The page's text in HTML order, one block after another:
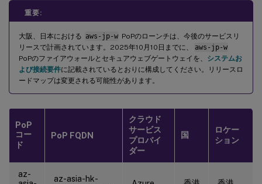
重要:
大阪、日本における aws-jp-w PoPのローンチは、今後のサービスリ
リースで計画されています。2025年10月10日までに、
aws-jp-w
PoPのファイアウォールとセキュアウェブゲートウェイを、 システムお
よび接続要件に記載されているとおりに構成してください。リリースロ
ードマップは変更される可能性があります。
PoP
コー
ド
PoP FQDN
クラウド
サービス
プロバイ
ダー
国
ロケー
ション
az-
az-asia-hk-